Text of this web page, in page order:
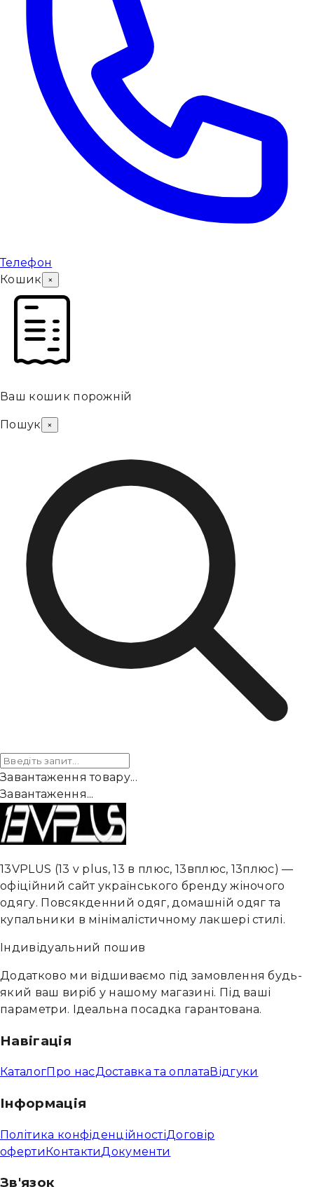
Телефон
Кошик
×
Ваш кошик порожній
Пошук ×
Завантаження товару...
Завантаження...
13VPLUS (13 v plus, 13 в плюс, 13вплюс, 13плюс) —
офіційний сайт українського бренду жіночого
одягу. Повсякденний одяг, домашній одяг та
купальники в мінімалістичному лакшері стилі.
Індивідуальний пошив
Додатково ми відшиваємо під замовлення будь-
який ваш виріб у нашому магазині. Під ваші
параметри. Ідеальна посадка гарантована.
Навігація
КаталогПро насДоставка та оплата Відгуки
Інформація
Політика конфіденційностіДоговір
офертиКонтактиДокументи
Зв'язок